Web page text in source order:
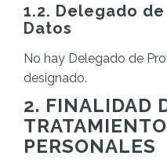
1.2. Delegado
Datos
No hay Delegado de
designado.
2. FINALIDAD
PERSONALES